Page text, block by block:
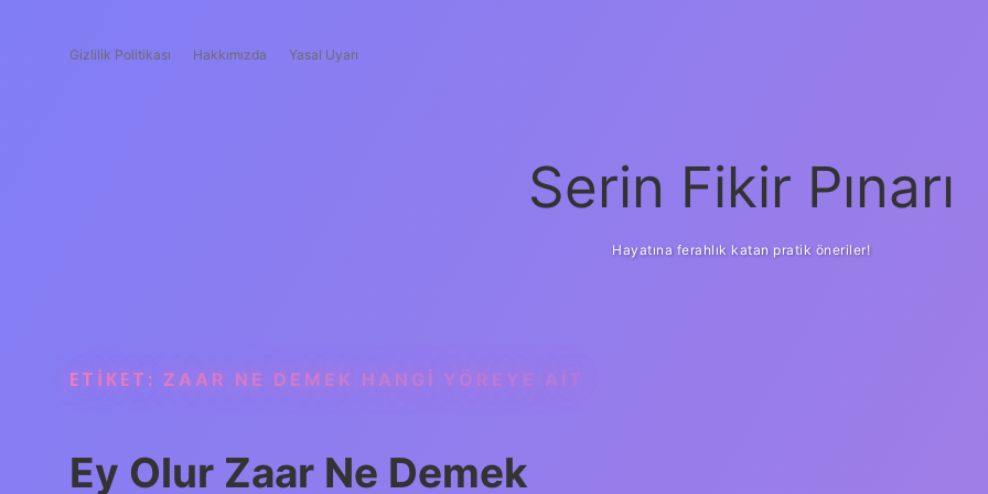
Gizlilik Politikası Hakkımızda Yasal Uyarı
Serin Fikir Pınarı
Hayatına ferahlık katan pratik öneriler!
ETIKET: ZAAR NE DEMEK HANGI YÖREYE AIT
Ey Olur Zaar Ne Demek